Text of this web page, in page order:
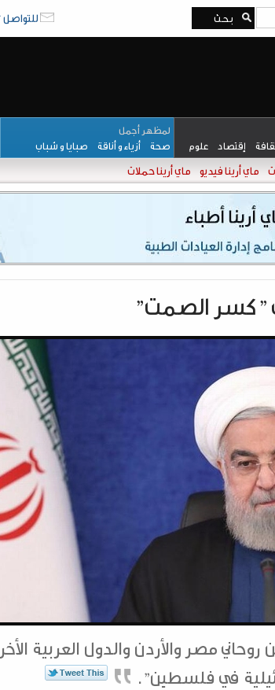
للتواصل
إقتصاد علوم
لمظهر أجمل
صحة أزياء و أناقة صبايا و شباب
ماي أرينا فيديو ماي أرينا حملات
"كسر الصمت"
روحاني مصر والأردن والدول العربية
في فلسطين".